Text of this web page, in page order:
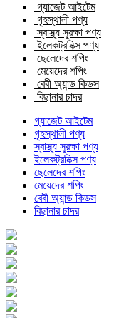
গ্যাজেট আইটেম
গৃহস্থালী পণ্য
স্বাস্থ্য সুরক্ষা পণ্য
ইলেকট্রনিক্স পণ্য
ছেলেদের শপিং
মেয়েদের শপিং
বেবী অ্যান্ড কিডস
বিছানার চাদর
গ্যাজেট আইটেম
গৃহস্থালী পণ্য
স্বাস্থ্য সুরক্ষা পণ্য
ইলেকট্রনিক্স পণ্য
ছেলেদের শপিং
মেয়েদের শপিং
বেবী অ্যান্ড কিডস
বিছানার চাদর